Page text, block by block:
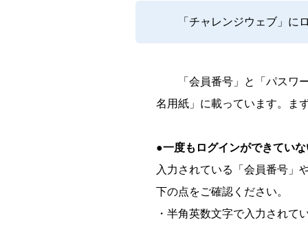
「チャレンジウェブ」に
「会員番号」と「パスワ
名用紙」に載っています。ま
●一度もログインができてい
入力されている「会員番号」
下の点をご確認ください。
・半角英数文字で入力されて